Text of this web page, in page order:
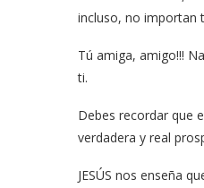
incluso, no importan
Tú amiga, amigo!!!
ti.
Debes recordar que
verdadera y real
JESÚS nos enseña